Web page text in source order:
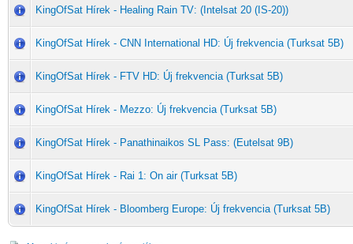
KingOfSat Hírek - Healing Rain TV: (Intelsat 20 (IS-20))
KingOfSat Hírek - CNN International HD: Új frekvencia (Turksat 5B)
KingOfSat Hírek - FTV HD: Új frekvencia (Turksat 5B)
KingOfSat Hírek - Mezzo: Új frekvencia (Turksat 5B)
KingOfSat Hírek - Panathinaikos SL Pass: (Eutelsat 9B)
KingOfSat Hírek - Rai 1: On air (Turksat 5B)
KingOfSat Hírek - Bloomberg Europe: Új frekvencia (Turksat 5B)